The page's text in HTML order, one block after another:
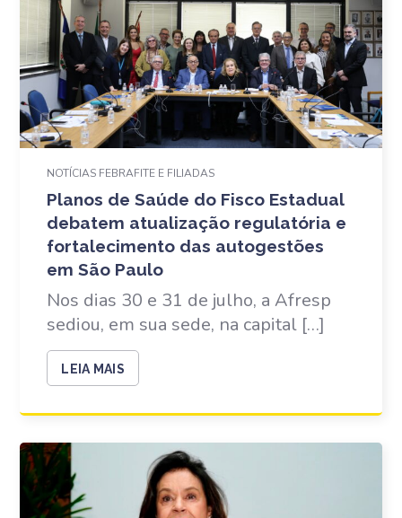
NOTÍCIAS FEBRAFITE E FILIADAS
Planos de Saúde do Fisco Estadual
debatem atualização regulatória e
fortalecimento das autogestões
em São Paulo
Nos dias 30 e 31 de julho, a Afresp
sediou, em sua sede, na capital […]
LEIA MAIS